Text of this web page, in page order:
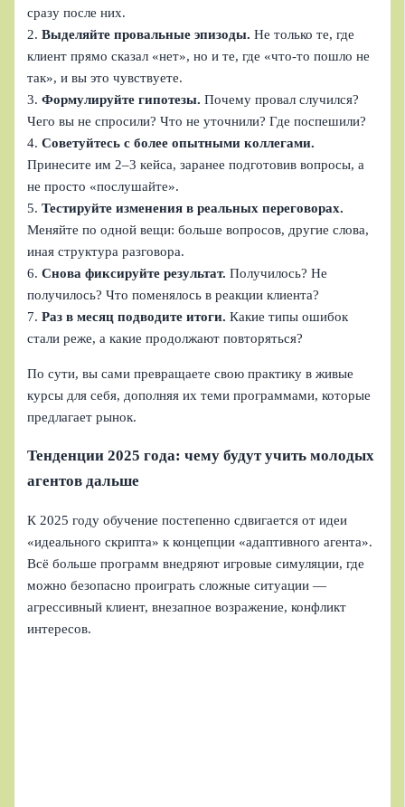
сразу после них.
2.Выделяйте провальные эпизоды. Не только те, где
клиент прямо сказал «нет», но и те, где «что‑то пошло не
так», и вы это чувствуете.
3.Формулируйте гипотезы. Почему провал случился?
Чего вы не спросили? Что не уточнили? Где поспешили?
4.Советуйтесь с более опытными коллегами.
Принесите им 2–3 кейса, заранее подготовив вопросы, а
не просто «послушайте».
5.Тестируйте изменения в реальных переговорах.
Меняйте по одной вещи: больше вопросов, другие слова,
иная структура разговора.
6.Снова фиксируйте результат. Получилось? Не
получилось? Что поменялось в реакции клиента?
7.Раз в месяц подводите итоги. Какие типы ошибок
стали реже, а какие продолжают повторяться?
По сути, вы сами превращаете свою практику в живые
курсы для себя, дополняя их теми программами, которые
предлагает рынок.
Тенденции 2025 года: чему будут учить молодых
агентов дальше
К 2025 году обучение постепенно сдвигается от идеи
«идеального скрипта» к концепции «адаптивного агента».
Всё больше программ внедряют игровые симуляции, где
можно безопасно проиграть сложные ситуации —
агрессивный клиент, внезапное возражение, конфликт
интересов.